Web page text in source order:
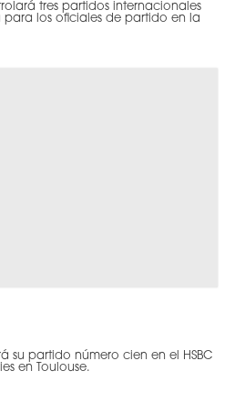
tres partidos internacionales
los oficiales de partido en la
su partido número cien en el HSBC
en Toulouse.